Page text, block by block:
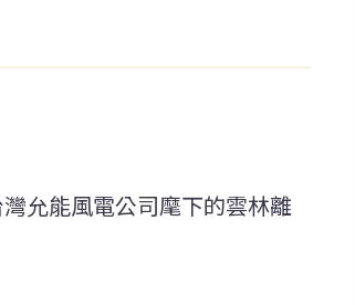
允能風電公司麾下的雲林離